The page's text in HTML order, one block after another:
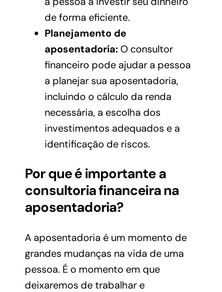
de forma eficiente.
Planejamento de
aposentadoria:O consultor
financeiro pode ajudar a pessoa
a planejar sua aposentadoria,
incluindo o cálculo da renda
necessária, a escolha dos
investimentos adequados e a
identificação de riscos.
Por que é importante a
consultoria financeira na
aposentadoria?
A aposentadoria é um momento de
grandes mudanças na vida de uma
pessoa. É o momento em que
deixaremos de trabalhar e